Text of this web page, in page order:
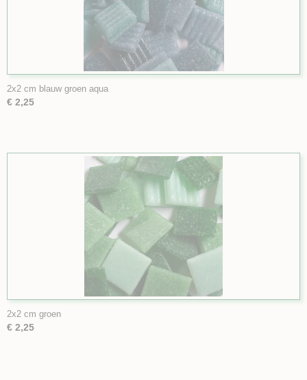
2x2 cm blauw groen aqua
€ 2,25
2x2 cm groen
€ 2,25